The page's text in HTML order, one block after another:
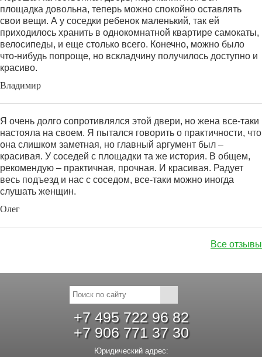
площадка довольна, теперь можно спокойно оставлять
свои вещи. А у соседки ребенок маленький, так ей
приходилось хранить в однокомнатной квартире самокаты,
велосипеды, и еще столько всего. Конечно, можно было
что-нибудь попроще, но вскладчину получилось доступно и
красиво.
Владимир
Я очень долго сопротивлялся этой двери, но жена все-таки
настояла на своем. Я пытался говорить о практичности, что
она слишком заметная, но главный аргумент был –
красивая. У соседей с площадки та же история. В общем,
рекомендую – практичная, прочная. И красивая. Радует
весь подъезд и нас с соседом, все-таки можно иногда
слушать женщин.
Олег
Все отзывы
+7 495 722 96 82
+7 906 771 37 30
Юридический адрес: